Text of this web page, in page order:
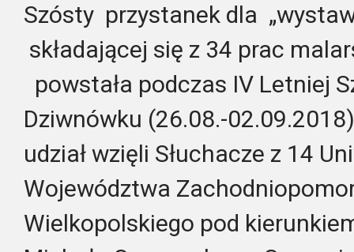
Szósty przystanek dla
składającej się z 34 prac
powstała podczas IV Letniej
Dziwnówku (26.08.-
udział wzięli Słuchacze z 14
Województwa
Wielkopolskiego pod